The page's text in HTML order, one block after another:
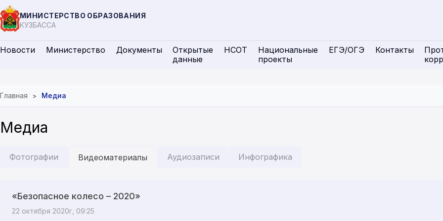
МИНИСТЕРСТВО ОБРАЗОВАНИЯ
КУЗБАССА
Новости Министерство Документы
Открытые
данные
НСОТ
Национальные
проекты
ЕГЭ/ОГЭ Контакты
Главная Медиа
Медиа
Фотографии Видеоматериалы Аудиозаписи Инфографика
«Безопасное колесо – 2020»
22 октября 2020г, 09:25